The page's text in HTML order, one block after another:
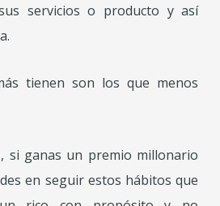
servicios o producto y así
tienen son los que menos
si ganas un premio millonario
en seguir estos hábitos que